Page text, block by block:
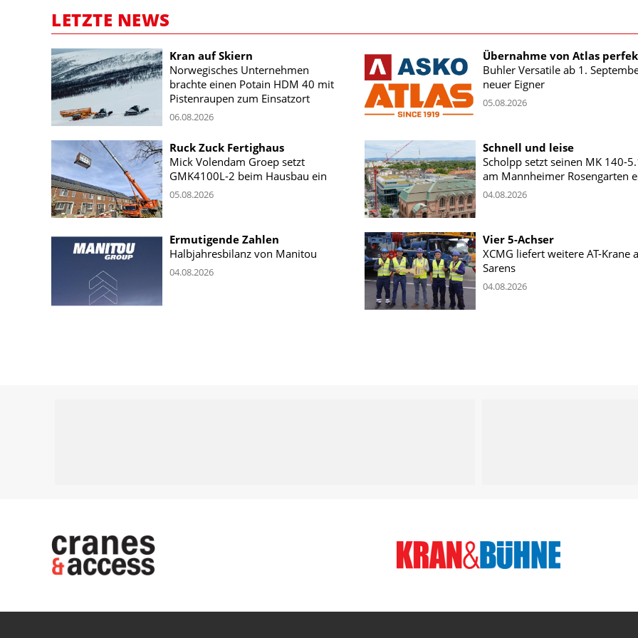
LETZTE NEWS
Kran auf Skiern
Norwegisches Unternehmen
brachte einen Potain HDM 40 mit
Pistenraupen zum Einsatzort
06.08.2026
Übernahme von Atlas
Buhler Versatile ab 1.
neuer Eigner
05.08.2026
Ruck Zuck Fertighaus
Mick Volendam Groep setzt
GMK4100L-2 beim Hausbau ein
05.08.2026
Schnell und leise
Scholpp setzt seinen MK 140-
am Mannheimer Rosengarten
04.08.2026
Ermutigende Zahlen
Halbjahresbilanz von Manitou
04.08.2026
Vier 5-Achser
XCMG liefert weitere AT-Krane
Sarens
04.08.2026